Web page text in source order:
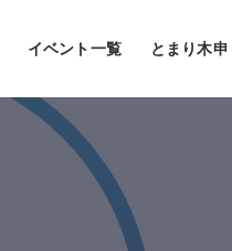
イベント一覧 とまり木